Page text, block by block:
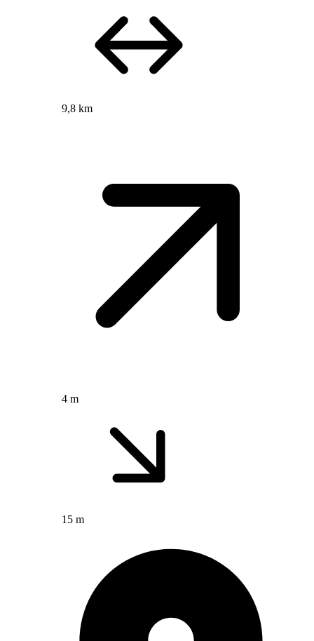
9,8 km
4 m
15 m